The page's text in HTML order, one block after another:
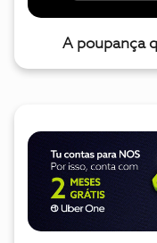
A poupança